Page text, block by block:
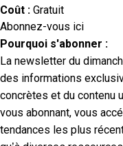
Coût : Gratuit
Abonnez-vous ici
Pourquoi s'abonner :
La newsletter du
des informations
concrètes et du contenu
vous abonnant, vous
tendances les plus